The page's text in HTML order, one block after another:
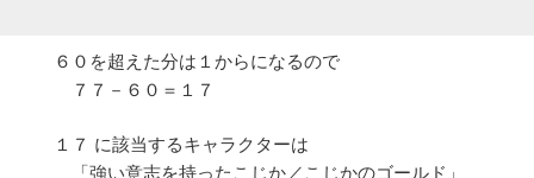
６０を超えた分は１からになるので
７７－６０＝１７
１７ に該当するキャラクターは
「強い意志を持ったこじか／こじかのゴールド」